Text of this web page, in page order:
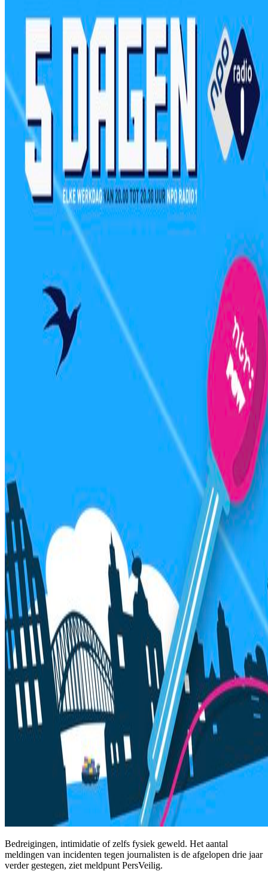
Bedreigingen, intimidatie of zelfs fysiek geweld. Het aantal
meldingen van incidenten tegen journalisten is de afgelopen drie jaar
verder gestegen, ziet meldpunt PersVeilig.